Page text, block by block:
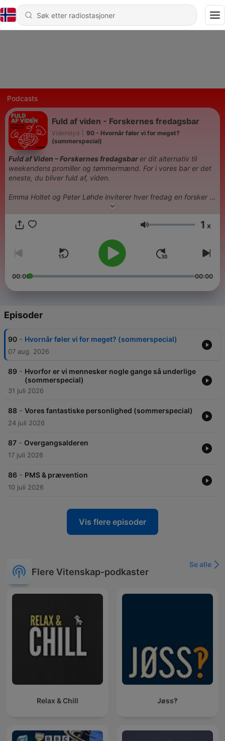
Podcasts
Fuld af viden - Forskernes fredagsbar
Videnslyd
90 - Hvornår føler vi for meget?
(sommerspecial)
Fuld af Viden – Forskernes fredagsbarer dit alternativ til
weekendens promiller og tømmermænd. For i vores bar er det
eneste, du bliver fuld af, viden.
Emma Holtet og Peter Løhde inviterer hver fredag en forsker i
studiet for at fejre starten på weekenden.
hverdagen – fra affaldssortering til stjernetåger. Undervejs
Volum 1 x
00:00 00:00
Episoder
90 - Hvornår føler vi for meget? (sommerspecial)
07 aug. 2026
89 - Hvorfor er vi mennesker nogle gange så underlige
(sommerspecial)
31 juli 2026
88 - Vores fantastiske personlighed (sommerspecial)
24 juli 2026
87 - Overgangsalderen
17 juli 2026
86 - PMS & prævention
10 juli 2026
Vis flere episoder
Flere Vitenskap-podkaster
Se alle
Relax & Chill Jøss‽